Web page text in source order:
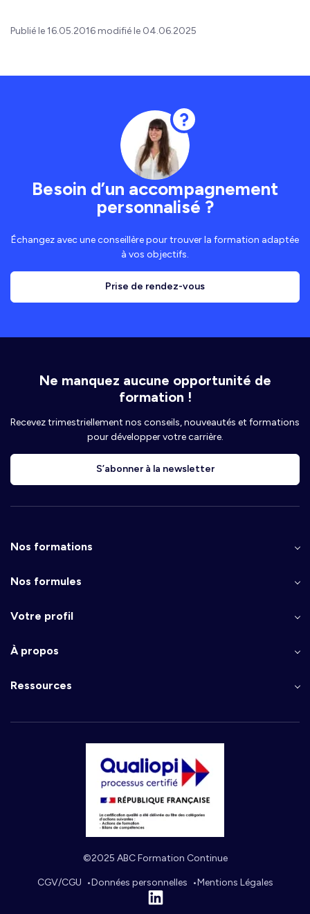
Publié le 16.05.2016 modifié le 04.06.2025
Besoin d’un accompagnement
personnalisé ?
Échangez avec une conseillère pour trouver la formation adaptée
à vos objectifs.
Prise de rendez-vous
Ne manquez aucune opportunité de
formation !
Recevez trimestriellement nos conseils, nouveautés et formations
pour développer votre carrière.
S’abonner à la newsletter
Nos formations
Nos formules
Votre profil
À propos
Ressources
©2025 ABC Formation Continue
CGV/CGU Données personnelles
Mentions Légales
Linkedin